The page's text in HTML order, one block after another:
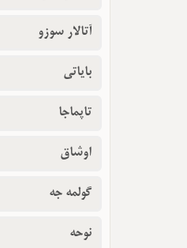
آتالار سوزو
بایاتی
تاپماجا
اوشاق
گولمه جه
نوحه